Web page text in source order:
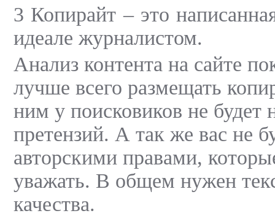
3 Копирайт – это
идеале журналистом.
Анализ контента на сайте
лучше всего размещать
ним у поисковиков не будет
претензий. А так же вас не
авторскими правами,
уважать. В общем нужен
качества.